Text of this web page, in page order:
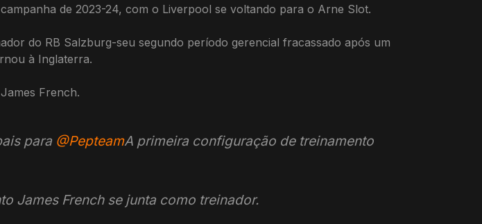
de 2023-24, com o Liverpool se voltando para o Arne Slot.
do RB Salzburg-seu segundo período gerencial fracassado após um
à Inglaterra.
French.
para @PepteamA primeira configuração de treinamento
James French se junta como treinador.